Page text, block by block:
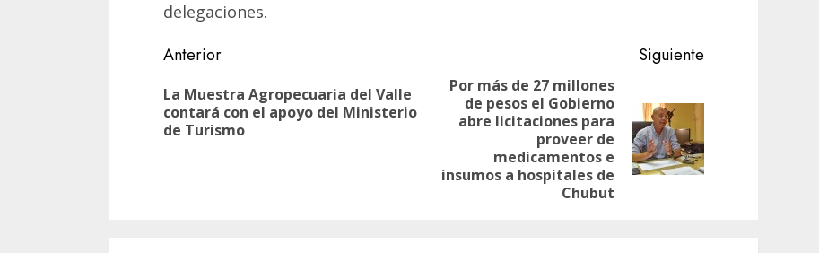
delegaciones.
Navegación
de
entradas
Anterior
Entrada
anterior:
La Muestra Agropecuaria del Valle
contará con el apoyo del Ministerio
de Turismo
Siguiente
Siguiente
entrada:
Por más de 27 millones
de pesos el Gobierno
abre licitaciones para
proveer de
medicamentos e
insumos a hospitales de
Chubut